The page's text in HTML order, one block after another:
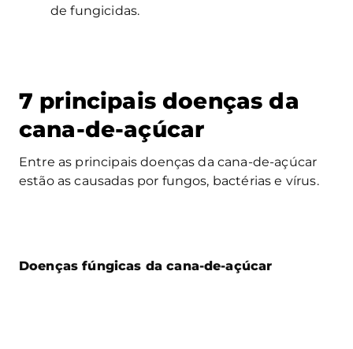
de fungicidas.
7 principais doenças da
cana-de-açúcar
Entre as principais doenças da cana-de-açúcar
estão as causadas por fungos, bactérias e vírus.
Doenças fúngicas da cana-de-açúcar